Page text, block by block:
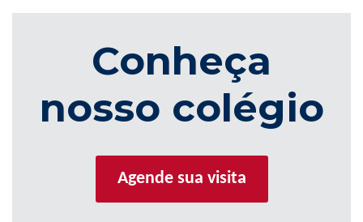
Conheça
nosso colégio
Agende sua visita